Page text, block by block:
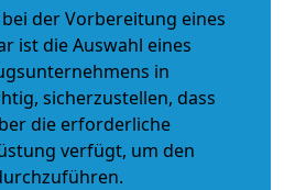
der Vorbereitung eines
ist die Auswahl eines
in
sicherzustellen, dass
die erforderliche
verfügt, um den